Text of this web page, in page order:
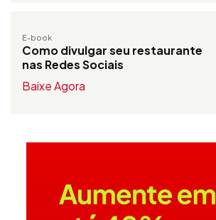
E-book
Como divulgar seu restaurante
nas Redes Sociais
Baixe Agora